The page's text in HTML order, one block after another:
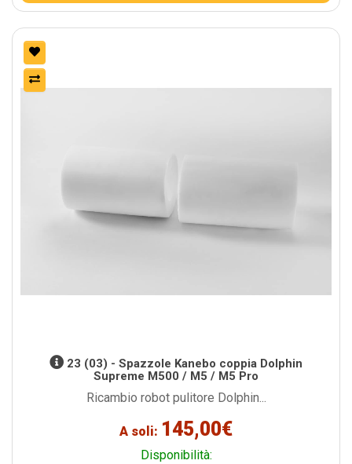
23 (03) - Spazzole Kanebo coppia Dolphin
Supreme M500 / M5 / M5 Pro
Ricambio robot pulitore Dolphin...
A soli: 145,00€
Disponibilità: